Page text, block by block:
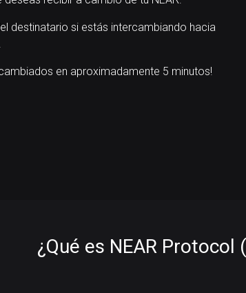
destinatario si estás intercambiando hacia
en aproximadamente 5 minutos!
¿Qué es NEAR Protocol